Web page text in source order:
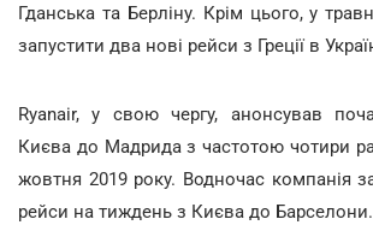
Гданська та Берліну. Крім цього, у
запустити два нові рейси з Греції в
Ryanair, у свою чергу, анонсував
Києва до Мадрида з частотою чотири
жовтня 2019 року. Водночас компанія
рейси на тиждень з Києва до Барселони.